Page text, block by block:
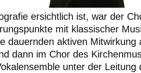
ersichtlich ist, war der
mit klassischer
dauernden aktiven Mitwirkung
dann im Chor des
unter der Leitung